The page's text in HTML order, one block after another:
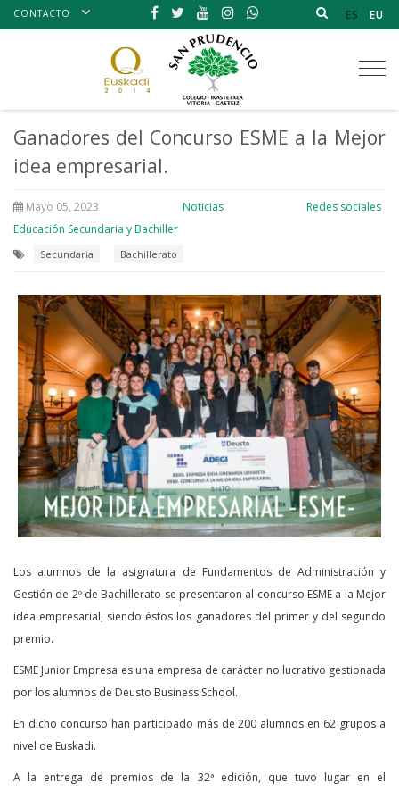
CONTACTO ES EU
Ganadores del Concurso ESME a la Mejor
idea empresarial.
Mayo 05, 2023 Noticias
Redes sociales
Educación Secundaria y Bachiller
Secundaria Bachillerato
Los alumnos de la asignatura de Fundamentos de Administración y
Gestión de 2º de Bachillerato se presentaron al concurso ESME a la Mejor
idea empresarial, siendo éstos los ganadores del primer y del segundo
premio.
ESME Junior Empresa es una empresa de carácter no lucrativo gestionada
por los alumnos de Deusto Business School.
En dicho concurso han participado más de 200 alumnos en 62 grupos a
nivel de Euskadi.
A la entrega de premios de la 32ª edición, que tuvo lugar en el